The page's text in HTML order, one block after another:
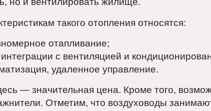
что конкретную модель получится
нагрева воздуха, который затем
но и вентилировать жилище.
отапливание;